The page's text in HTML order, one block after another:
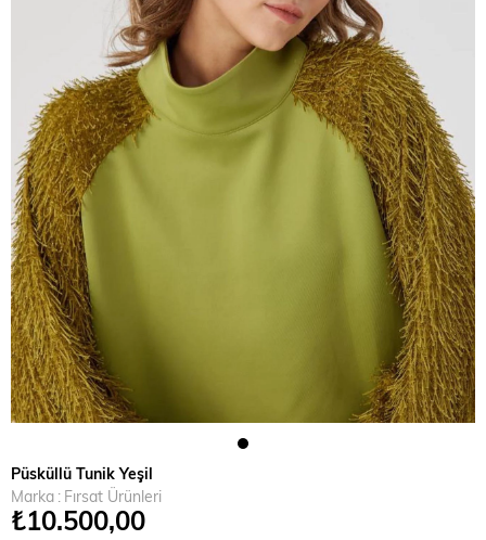
Püsküllü Tunik Yeşil
Marka : Fırsat Ürünleri
₺10.500,00